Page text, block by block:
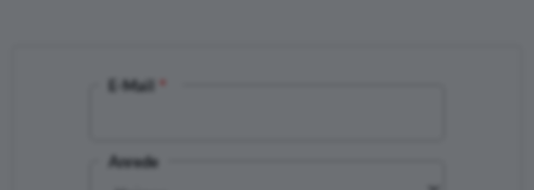
E-Mail
Anrede